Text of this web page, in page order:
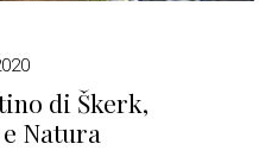
di Škerk,
Natura